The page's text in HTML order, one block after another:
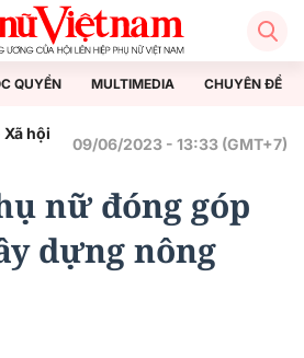
QUYỀN MULTIMEDIA CHUYÊN ĐỀ
hội
09/06/2023 - 13:33 (GMT+7)
nữ đóng góp
dựng nông